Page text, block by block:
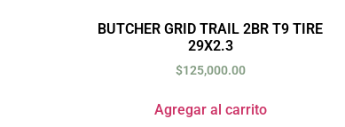
BUTCHER GRID TRAIL 2BR T9 TIRE
29X2.3
$125,000.00
Agregar al carrito